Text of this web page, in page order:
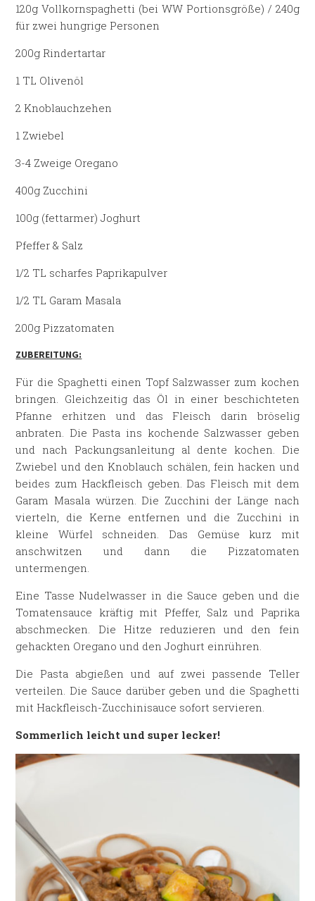
120g Vollkornspaghetti (bei WW Portionsgröße) / 240g
für zwei hungrige Personen
200g Rindertartar
1 TL Olivenöl
2 Knoblauchzehen
1 Zwiebel
3-4 Zweige Oregano
400g Zucchini
100g (fettarmer) Joghurt
Pfeffer & Salz
1/2 TL scharfes Paprikapulver
1/2 TL Garam Masala
200g Pizzatomaten
ZUBEREITUNG:
Für die Spaghetti einen Topf Salzwasser zum kochen
bringen. Gleichzeitig das Öl in einer beschichteten
Pfanne erhitzen und das Fleisch darin bröselig
anbraten. Die Pasta ins kochende Salzwasser geben
und nach Packungsanleitung al dente kochen. Die
Zwiebel und den Knoblauch schälen, fein hacken und
beides zum Hackfleisch geben. Das Fleisch mit dem
Garam Masala würzen. Die Zucchini der Länge nach
vierteln, die Kerne entfernen und die Zucchini in
kleine Würfel schneiden. Das Gemüse kurz mit
anschwitzen und dann die Pizzatomaten
untermengen.
Eine Tasse Nudelwasser in die Sauce geben und die
Tomatensauce kräftig mit Pfeffer, Salz und Paprika
abschmecken. Die Hitze reduzieren und den fein
gehackten Oregano und den Joghurt einrühren.
Die Pasta abgießen und auf zwei passende Teller
verteilen. Die Sauce darüber geben und die Spaghetti
mit Hackfleisch-Zucchinisauce sofort servieren.
Sommerlich leicht und super lecker!